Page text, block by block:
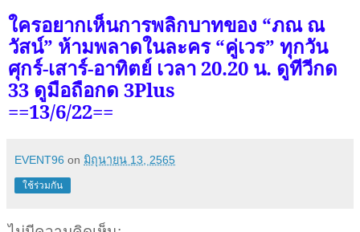
ใครอยากเห็นการพลิกบาทของ “ภณ ณ
วัสน์” ห้ามพลาดในละคร “คู่เวร” ทุกวัน
ศุกร์-เสาร์-อาทิตย์ เวลา 20.20 น. ดูทีวีกด
33 ดูมือถือกด 3Plus
==13/6/22==
EVENT96 on มิถุนายน 13, 2565
ใช้ร่วมกัน